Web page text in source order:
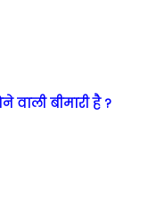
वाली बीमारी है ?